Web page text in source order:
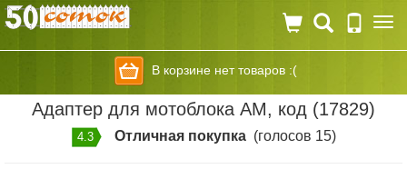
В корзине нет товаров :(
Адаптер для мотоблока АМ, код (17829)
4.3 Отличная покупка(голосов 15)